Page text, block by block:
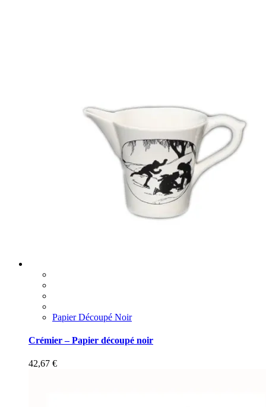
Papier Découpé Noir
Crémier – Papier découpé noir
42,67 €